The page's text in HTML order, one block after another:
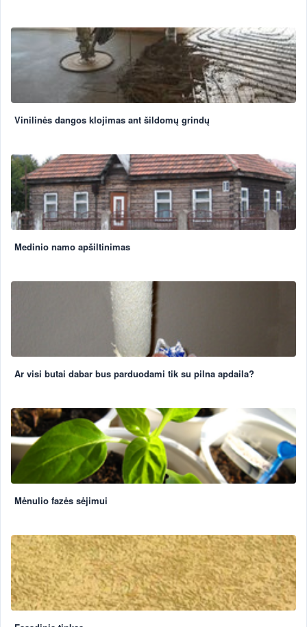
Vinilinės dangos klojimas ant šildomų grindų
Medinio namo apšiltinimas
Ar visi butai dabar bus parduodami tik su pilna apdaila?
Mėnulio fazės sėjimui